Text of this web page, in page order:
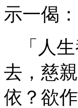
示一偈：
「人
去，慈
依？欲